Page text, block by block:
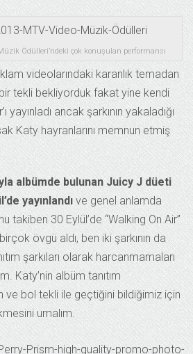
Ödülleri’ndeki çok konuşulan performansı
videolarındaki karanlık temadan
tekli bekliyorduk fakat yine kendi
yayınladı ancak şarkının yakaladığı
Katy hayranlarını memnun etmiş
albümde bulunan Juicy J düeti
yayınlandı ve genel anlamda
takiben 30 Eylül’de “Walking On Air”
övgü aldı, ben iki şarkının da
şarkıları olarak harcanmamaları
Katy’nin albüm tanıtım
ve bol tekli ile geçtiğini bildiğimiz için
umalım.